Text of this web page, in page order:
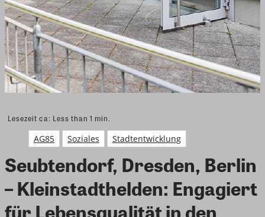
Lesezeit ca: Less than 1 min.
AG85 Soziales Stadtentwicklung
Seubtendorf, Dresden, Berlin
– Kleinstadthelden: Engagiert
für Lebensqualität in den